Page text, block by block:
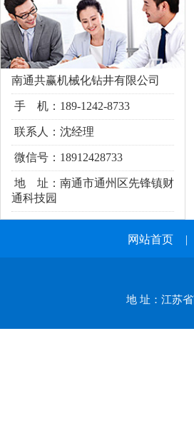
南通共赢机械化钻井有限公司
手 机：189-1242-8733
联系人：沈经理
微信号：18912428733
地 址：南通市通州区先锋镇财
通科技园
网站首页 |
地 址：江苏